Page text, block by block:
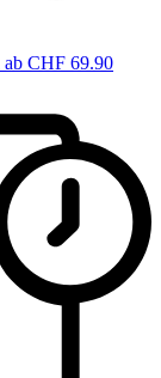
ab CHF 69.90